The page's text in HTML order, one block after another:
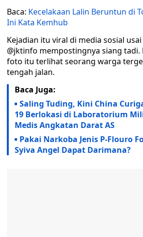
Baca: Kecelakaan Lalin Beruntun di
Ini Kata Kemhub
Kejadian itu viral di media sosial
@jktinfo mempostingnya siang
foto itu terlihat seorang warga
tengah jalan.
Baca Juga:
Saling Tuding, Kini China
19 Berlokasi di Laboratorium
Medis Angkatan Darat AS
Pakai Narkoba Jenis P-Flouro
Syiva Angel Dapat Darimana?